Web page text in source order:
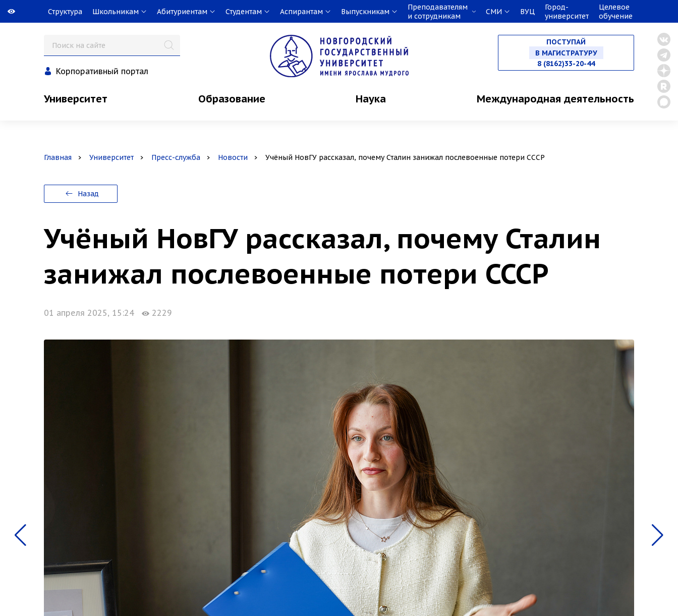
Структура Школьникам Абитуриентам Студентам Аспирантам Выпускникам
Преподавателям
и сотрудникам
СМИ ВУЦ
Город-
университет
Целевое
обучение
Корпоративный портал
ПОСТУПАЙ
НА СПЕЦИАЛИТЕТ
В МАГИСТРАТУРУ
8 (8162)33-20-44
Университет Образование Наука Международная деятельность
Главная Университет Пресс-служба Новости Учёный НовГУ рассказал, почему Сталин занижал послевоенные потери СССР
Назад
Учёный НовГУ рассказал, почему Сталин
занижал послевоенные потери СССР
01 апреля 2025, 15:24 2229